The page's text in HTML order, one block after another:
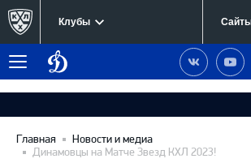
Клубы
Меню
Динамо
Москва
Наша
группа
Вконтакте
Наш
Главная
Новости и медиа
Динамовцы на Матче Звезд КХЛ 2023!